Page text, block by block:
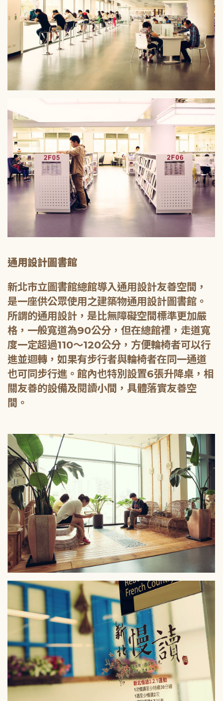
通用設計圖書館
新北市立圖書館總館導入通用設計友善空間，
是一座供公眾使用之建築物通用設計圖書館。
所謂的通用設計，是比無障礙空間標準更加嚴
格，一般寬道為90公分，但在總館裡，走道寬
度一定超過110～120公分，方便輪椅者可以行
進並迴轉，如果有步行者與輪椅者在同一通道
也可同步行進。館內也特別設置6張升降桌，相
關友善的設備及閱讀小間，具體落實友善空
間。